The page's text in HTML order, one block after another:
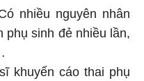
nhiều nguyên nhân
sinh đẻ nhiều lần,
khuyến cáo thai phụ